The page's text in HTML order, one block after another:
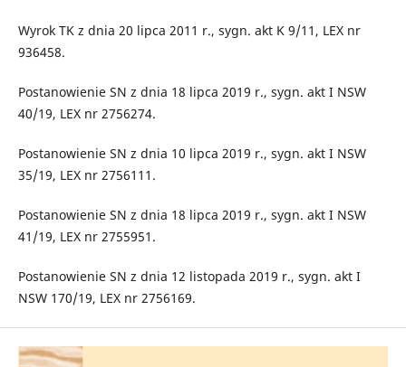
Wyrok TK z dnia 20 lipca 2011 r., sygn. akt K 9/11, LEX nr
936458.
Postanowienie SN z dnia 18 lipca 2019 r., sygn. akt I NSW
40/19, LEX nr 2756274.
Postanowienie SN z dnia 10 lipca 2019 r., sygn. akt I NSW
35/19, LEX nr 2756111.
Postanowienie SN z dnia 18 lipca 2019 r., sygn. akt I NSW
41/19, LEX nr 2755951.
Postanowienie SN z dnia 12 listopada 2019 r., sygn. akt I
NSW 170/19, LEX nr 2756169.